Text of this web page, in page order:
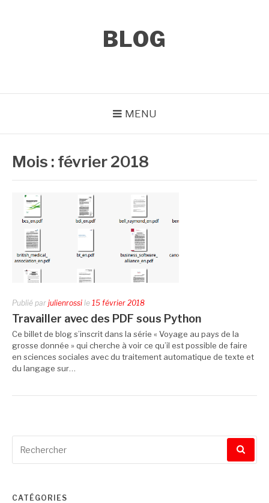
BLOG
MENU
Mois : février 2018
Publié par julienrossi le 15 février 2018
Travailler avec des PDF sous Python
Ce billet de blog s’inscrit dans la série « Voyage au pays de la
grosse donnée » qui cherche à voir ce qu’il est possible de faire
en sciences sociales avec du traitement automatique de texte et
du langage sur…
pour
:
CATÉGORIES